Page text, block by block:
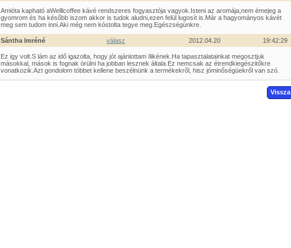
Amióta kapható aWelllcoffee kávé rendszeres fogyasztója vagyok.Isteni az aromája,nem émejeg a
gyomrom és ha később iszom akkor is tudok aludni,ezen felül lugosít is.Már a hagyományos kávét
meg sem tudom inni.Aki még nem kóstolta tegye meg.Egészségünkre.
Sántha Imréné válasz 2012.04.20 19:42:29
Ez igy volt.S lám az idő igazolta, hogy jót ajánlottam Ilikének.Ha tapasztalatainkat megosztjuk
másokkal, mások is fognak örülni ha jobban lesznek általa.Ez nemcsak az étrendkiegészitőkre
vonatkozik.Azt gondolom többet kellene beszélnünk a termékekről, hisz jóminőségüekről van szó.
Vissza